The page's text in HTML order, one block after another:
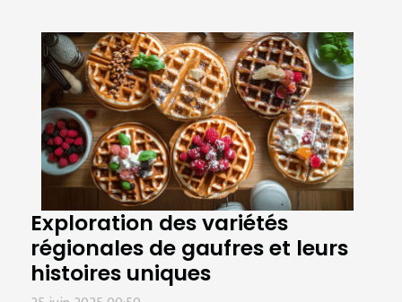
Exploration des variétés
régionales de gaufres et leurs
histoires uniques